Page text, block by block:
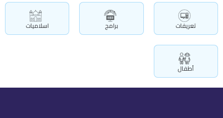
تعريفات برامج اسلاميات
أطفال